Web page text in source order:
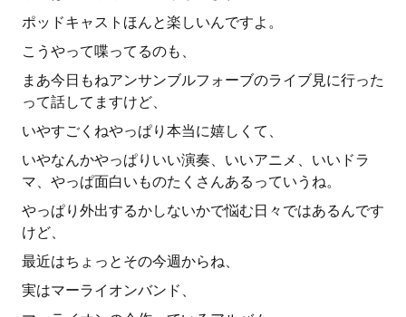
ポッドキャストほんと楽しいんですよ。
こうやって喋ってるのも、
まあ今日もねアンサンブルフォーブのライブ見に行った
って話してますけど、
いやすごくねやっぱり本当に嬉しくて、
いやなんかやっぱりいい演奏、いいアニメ、いいドラ
マ、やっぱ面白いものたくさんあるっていうね。
やっぱり外出するかしないかで悩む日々ではあるんです
けど、
最近はちょっとその今週からね、
実はマーライオンバンド、